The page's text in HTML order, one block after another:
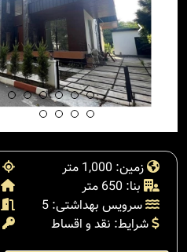
زمین: 1,000 متر
بنا: 650 متر
سرویس بهداشتی: 5
شرایط: نقد و اقساط